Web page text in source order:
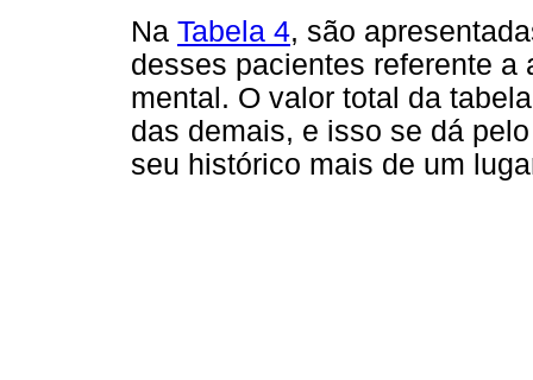
Na Tabela 4, são
desses pacientes referente
mental. O valor total da
das demais, e isso se dá
seu histórico mais de um